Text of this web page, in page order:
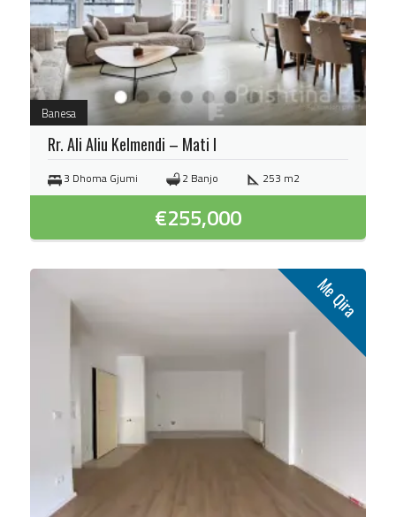
Banesa
Rr. Ali Aliu Kelmendi – Mati I
3 Dhoma Gjumi 2 Banjo 253 m2
€255,000
Me Qira